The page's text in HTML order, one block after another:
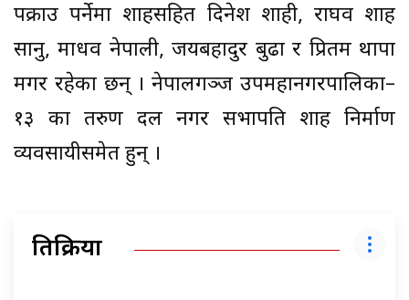
पक्राउ पर्नेमा शाहसहित दिनेश शाही, राघव शाह
सानु, माधव नेपाली, जयबहादुर बुढा र प्रितम थापा
मगर रहेका छन् । नेपालगञ्ज उपमहानगरपालिका–
१३ का तरुण दल नगर सभापति शाह निर्माण
व्यवसायीसमेत हुन् ।
प्रतिक्रिया